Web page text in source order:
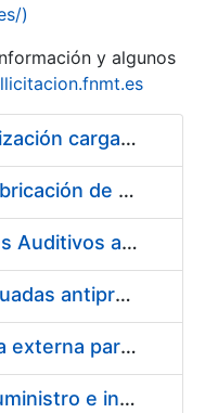
)
y algunos
Pliego condiciones optimización cargas compras firmado
Acuerdo marco para la fabricación de piezas
Suministro de Protectores Auditivos a medida para las personas trabajadoras de los Centros de Trabajo de Madrid y Burgos
Suministro de gafas graduadas antiproyecciones para los trabajadores de la FNMT-RCM en los centros de trabajo de Madrid y Burgos
Servicios de una empresa externa para el asesoramiento y resolución de los recursos de alzada que se presentan relacionados con procesos de selección para la FNMT-RCM
Acuerdo marco para el suministro e instalación de persianas, estores y otros complementos